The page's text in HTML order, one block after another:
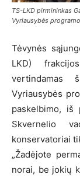
TS-LKD pirmininkas
Vyriausybės
Tėvynės
LKD)
vertindamas
Vyriausybės
paskelbimo, iš
Skvernelio
konservatoriai
„Žadėjote
norai, be jokių